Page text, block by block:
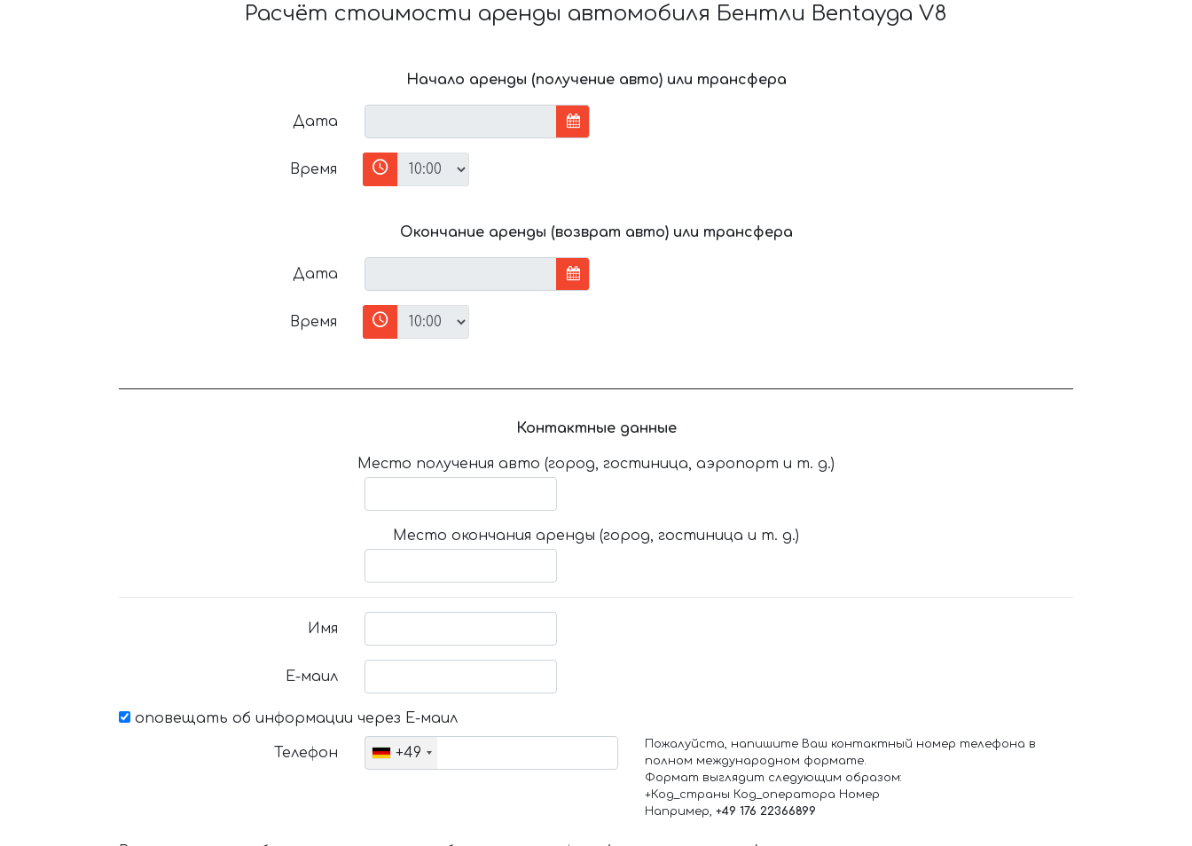
Расчёт стоимости аренды автомобиля Бентли Bentayga V8
Начало аренды (получение авто) или трансфера
Дата
Время
Окончание аренды (возврат авто) или трансфера
Дата
Время
Контактные данные
Место получения авто (город, гостиница, аэропорт и т. д.)
Место окончания аренды (город, гостиница и т. д.)
Имя
Е-маил
оповещать об информации через Е-маил
Телефон +49
Пожалуйста, напишите Ваш контактный номер телефона в
полном международном формате.
Формат выглядит следующим образом:
+Код_страны Код_оператора Номер
Например, +49 176 22366899